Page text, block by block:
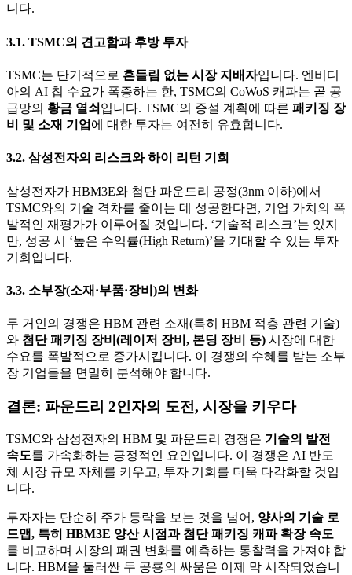
니다.
3.1. TSMC의 견고함과 후방 투자
TSMC는 단기적으로 흔들림 없는 시장 지배자입니다. 엔비디
아의 AI 칩 수요가 폭증하는 한, TSMC의 CoWoS 캐파는 곧 공
급망의 황금 열쇠 입니다. TSMC의 증설 계획에 따른 패키징 장
비 및 소재 기업 에 대한 투자는 여전히 유효합니다.
3.2. 삼성전자의 리스크와 하이 리턴 기회
삼성전자가 HBM3E와 첨단 파운드리 공정(3nm 이하)에서
TSMC와의 기술 격차를 줄이는 데 성공한다면, 기업 가치의 폭
발적인 재평가가 이루어질 것입니다. ‘기술적 리스크’는 있지
만, 성공 시 ‘높은 수익률(High Return)’을 기대할 수 있는 투자
기회입니다.
3.3. 소부장(소재·부품·장비)의 변화
두 거인의 경쟁은 HBM 관련 소재(특히 HBM 적층 관련 기술)
와 첨단 패키징 장비(레이저 장비, 본딩 장비 등) 시장에 대한
수요를 폭발적으로 증가시킵니다. 이 경쟁의 수혜를 받는 소부
장 기업들을 면밀히 분석해야 합니다.
결론: 파운드리 2인자의 도전, 시장을 키우다
TSMC와 삼성전자의 HBM 및 파운드리 경쟁은 기술의 발전
속도를 가속화하는 긍정적인 요인입니다. 이 경쟁은 AI 반도
체 시장 규모 자체를 키우고, 투자 기회를 더욱 다각화할 것입
니다.
투자자는 단순히 주가 등락을 보는 것을 넘어, 양사의 기술 로
드맵, 특히 HBM3E 양산 시점과 첨단 패키징 캐파 확장 속도
를 비교하며 시장의 패권 변화를 예측하는 통찰력을 가져야 합
니다. HBM을 둘러싼 두 공룡의 싸움은 이제 막 시작되었습니